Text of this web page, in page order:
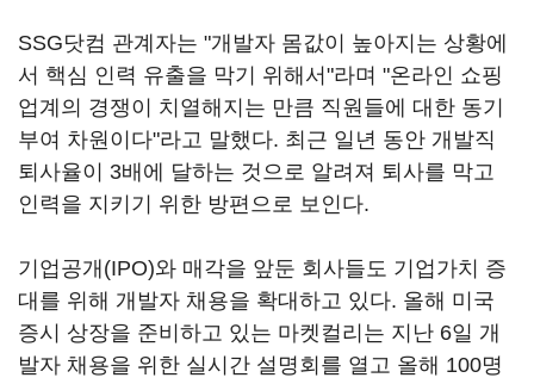
SSG닷컴 관계자는 "개발자 몸값이 높아지는 상황에
서 핵심 인력 유출을 막기 위해서"라며 "온라인 쇼핑
업계의 경쟁이 치열해지는 만큼 직원들에 대한 동기
부여 차원이다"라고 말했다. 최근 일년 동안 개발직
퇴사율이 3배에 달하는 것으로 알려져 퇴사를 막고
인력을 지키기 위한 방편으로 보인다.
기업공개(IPO)와 매각을 앞둔 회사들도 기업가치 증
대를 위해 개발자 채용을 확대하고 있다. 올해 미국
증시 상장을 준비하고 있는 마켓컬리는 지난 6일 개
발자 채용을 위한 실시간 설명회를 열고 올해 100명